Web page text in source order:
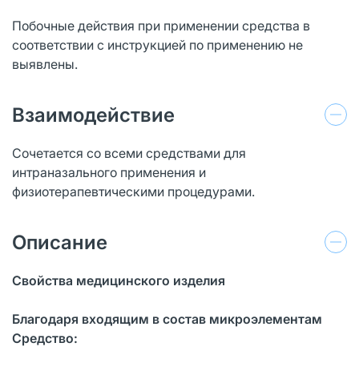
Побочные действия при применении средства в
соответствии с инструкцией по применению не
выявлены.
Взаимодействие
Сочетается со всеми средствами для
интраназального применения и
физиотерапевтическими процедурами.
Описание
Свойства медицинского изделия
Благодаря входящим в состав микроэлементам
Средство: